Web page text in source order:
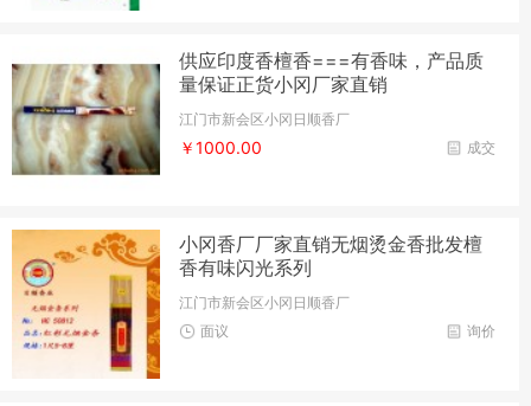
供应印度香檀香===有香味，产品质
量保证正货小冈厂家直销
江门市新会区小冈日顺香厂
成交
￥1000.00
小冈香厂厂家直销无烟烫金香批发檀
香有味闪光系列
江门市新会区小冈日顺香厂
询价
面议